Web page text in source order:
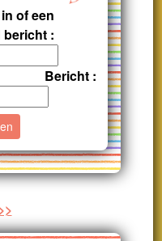
of een
:
Bericht :